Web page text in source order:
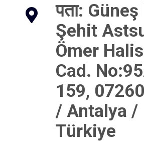
पता: Güneş
Şehit
Ömer
Cad.
159,
/ Antalya /
Türkiye